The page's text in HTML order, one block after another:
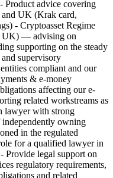
Product advice covering
UK (Krak card,
- Cryptoasset Regime
UK) — advising on
supporting on the steady
supervisory
compliant and our
& e-money
affecting our e-
related workstreams as
lawyer with strong
owning
in the regulated
for a qualified lawyer in
legal support on
regulatory requirements,
and related